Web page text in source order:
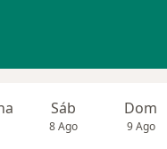
Sáb
8 Ago
Dom
9 Ago